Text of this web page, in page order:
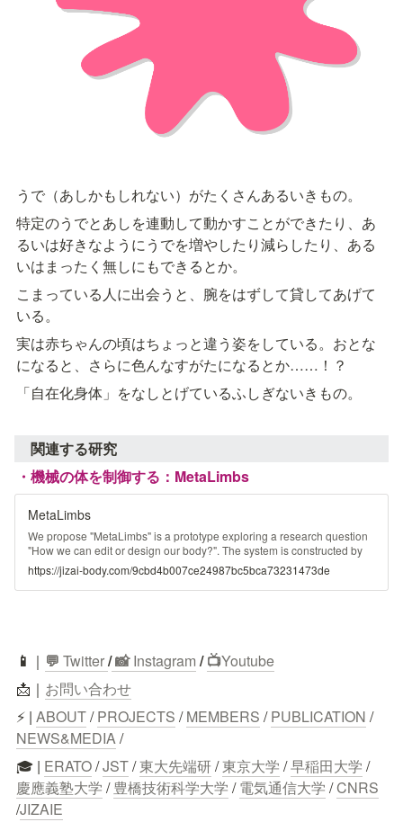
うで（あしかもしれない）がたくさんあるいきもの。
特定のうでとあしを連動して動かすことができたり、あ
るいは好きなようにうでを増やしたり減らしたり、ある
いはまったく無しにもできるとか。
こまっている人に出会うと、腕をはずして貸してあげて
いる。
実は赤ちゃんの頃はちょっと違う姿をしている。おとな
になると、さらに色んなすがたになるとか……！？
「自在化身体」をなしとげているふしぎないきもの。
関連する研究
・機械の体を制御する：MetaLimbs
MetaLimbs
We propose "MetaLimbs" is a prototype exploring a research question
"How we can edit or design our body?". The system is constructed by
robotic arms/hands which are mounted on a user and motion tracking
which uses socks type sensor device and optical motion trackers, it can
modulate from user's legs/feet movement and posture to the motion of
https://jizai-body.com/9cbd4b007ce24987bc5bca73231473de
📱 ｜ 💬 Twitter/ 📸 Instagram / 📺Youtube
📩｜ お問い合わせ
⚡ | ABOUT / PROJECTS / MEMBERS / PUBLICATION /
NEWS&MEDIA /
🎓 | ERATO / JST / 東大先端研 / 東京大学 / 早稲田大学 /
慶應義塾大学 / 豊橋技術科学大学 / 電気通信大学 / CNRS
/JIZAIE